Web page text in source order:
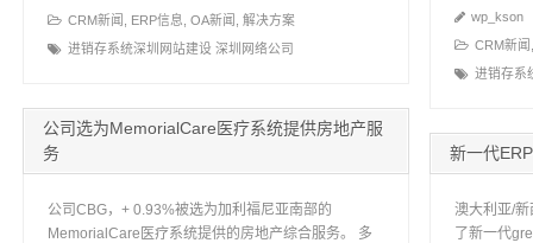
CRM新闻
ERP信息 OA新闻
解决方案
进销存系统深圳网站建设 深圳网络公司
wp_kson
CRM新闻
进销存系
公司选为MemorialCare医疗系统提供房地产服
务
公司CBG，+ 0.93%被选为加利福尼亚南部的
MemorialCare医疗系统提供的房地产综合服务。 多
新一代
澳大利亚/
了新一代